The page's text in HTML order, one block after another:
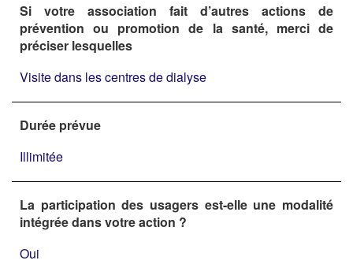
Si votre association fait d’autres actions de
prévention ou promotion de la santé, merci de
préciser lesquelles
Visite dans les centres de dialyse
Durée prévue
Illimitée
La participation des usagers est-elle une modalité
intégrée dans votre action ?
Oui